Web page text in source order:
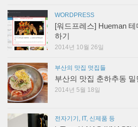
[워드프레스] Hueman 테
하기
2014년 10월 26일
부산의 맛집 춘하추동 밀
2014년 5월 18일
ipTime의 NAS-II(NAS2)